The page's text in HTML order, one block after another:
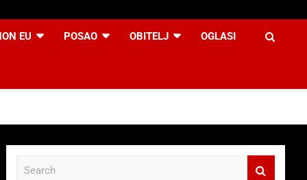
EU POSAO OBITELJ OGLASI